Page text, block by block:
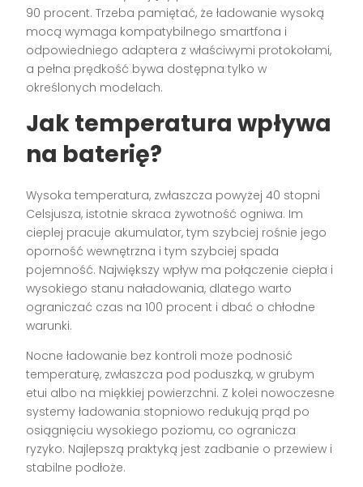
90 procent. Trzeba pamiętać, że ładowanie wysoką
mocą wymaga kompatybilnego smartfona i
odpowiedniego adaptera z właściwymi protokołami,
a pełna prędkość bywa dostępna tylko w
określonych modelach.
Jak temperatura wpływa
na baterię?
Wysoka temperatura, zwłaszcza powyżej 40 stopni
Celsjusza, istotnie skraca żywotność ogniwa. Im
cieplej pracuje akumulator, tym szybciej rośnie jego
oporność wewnętrzna i tym szybciej spada
pojemność. Największy wpływ ma połączenie ciepła i
wysokiego stanu naładowania, dlatego warto
ograniczać czas na 100 procent i dbać o chłodne
warunki.
Nocne ładowanie bez kontroli może podnosić
temperaturę, zwłaszcza pod poduszką, w grubym
etui albo na miękkiej powierzchni. Z kolei nowoczesne
systemy ładowania stopniowo redukują prąd po
osiągnięciu wysokiego poziomu, co ogranicza
ryzyko. Najlepszą praktyką jest zadbanie o przewiew i
stabilne podłoże.